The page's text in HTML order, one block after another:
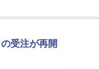
受注が再開